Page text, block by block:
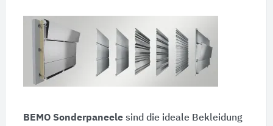
BEMO Sonderpaneelesind die ideale Bekleidung